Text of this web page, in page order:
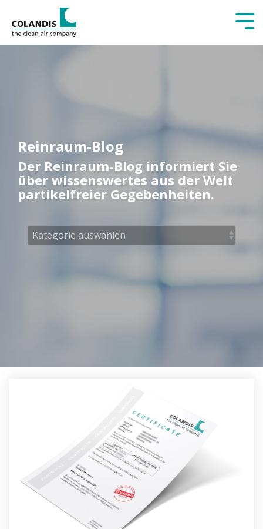
Reinraum-Blog
Der Reinraum-Blog informiert Sie
über wissenswertes aus der Welt
partikelfreier Gegebenheiten.